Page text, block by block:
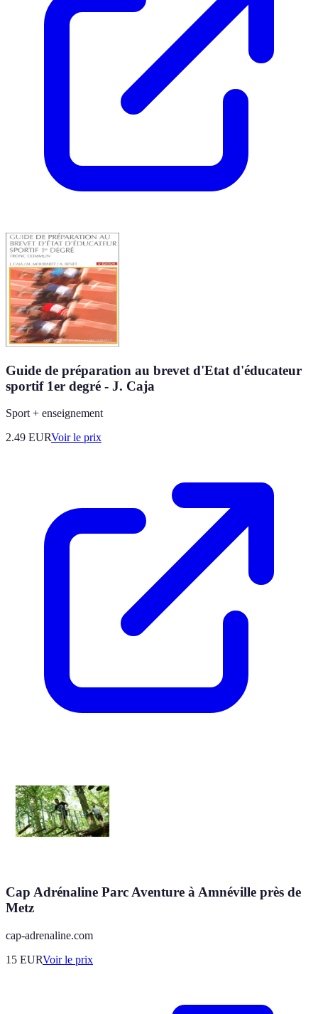
Guide de préparation au brevet d'Etat d'éducateur
sportif 1er degré - J. Caja
Sport + enseignement
2.49 EURVoir le prix
Cap Adrénaline Parc Aventure à Amnéville près de
Metz
cap-adrenaline.com
15 EURVoir le prix